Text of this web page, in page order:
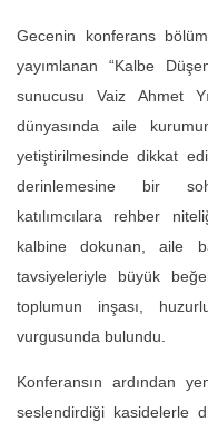
Gecenin konferans
yayımlanan “Kalbe
sunucusu Vaiz Ahmet
dünyasında aile
yetiştirilmesinde dikkat
derinlemesine bir
katılımcılara rehber
kalbine dokunan, aile
tavsiyeleriyle büyük
toplumun inşası,
vurgusunda bulundu.
Konferansın ardından
seslendirdiği kasidelerle